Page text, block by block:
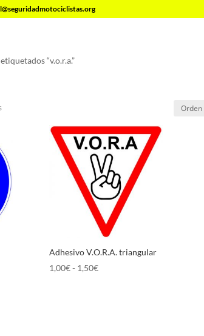
“v.o.r.a.”
Adhesivo V.O.R.A. triangular
1,00€- 1,50€Rango